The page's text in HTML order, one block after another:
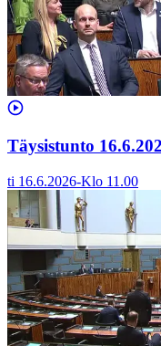
Täysistunto
ti 16.6.2026-Klo 11.00